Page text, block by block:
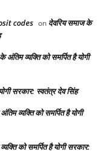
codes on देवरिय समाज के
अंतिम व्यक्ति को समर्पित है योगी
सरकार: स्वतंत्र देव सिंह
व्यक्ति को समर्पित है योगी
को समर्पित है योगी सरकार: